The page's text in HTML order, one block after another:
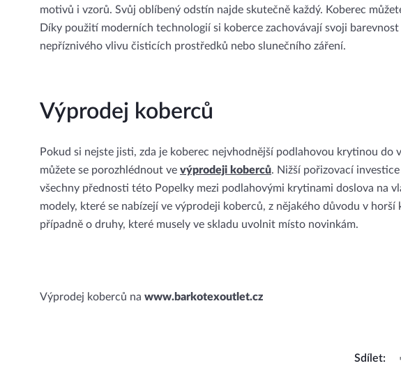
motivů i vzorů. Svůj oblíbený odstín najde skutečně každý. Koberec
Díky použití moderních technologií si koberce zachovávají svoji
nepříznivého vlivu čisticích prostředků nebo slunečního záření.
Výprodej koberců
Pokud si nejste jisti, zda je koberec nejvhodnější podlahovou krytinou do
můžete se porozhlédnout ve výprodeji koberců. Nižší pořizovací
všechny přednosti této Popelky mezi podlahovými krytinami doslova na
modely, které se nabízejí ve výprodeji koberců, z nějakého důvodu v
případně o druhy, které musely ve skladu uvolnit místo novinkám.
Výprodej koberců na www.barkotexoutlet.cz
Sdílet: